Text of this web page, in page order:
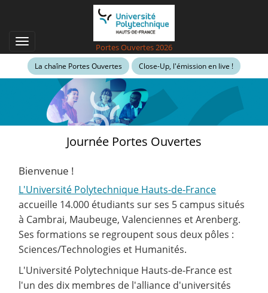
principal
Portes Ouvertes 2026
La chaîne Portes Ouvertes Close-Up, l'émission en live !
Toggle
navigation
Journée Portes Ouvertes
Bienvenue !
L'Université Polytechnique Hauts-de-France
accueille 14.000 étudiants sur ses 5 campus situés
à Cambrai, Maubeuge, Valenciennes et Arenberg.
Ses formations se regroupent sous deux pôles :
Sciences/Technologies et Humanités.
L'Université Polytechnique Hauts-de-France est
l'un des dix membres de l'alliance d'universités